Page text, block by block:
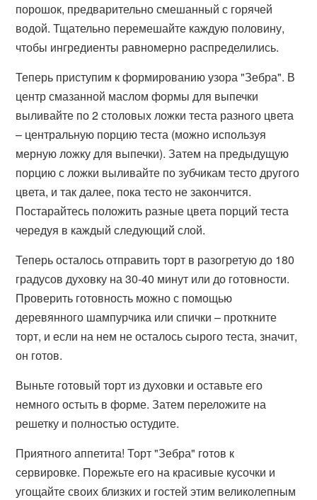
порошок, предварительно смешанный с горячей
водой. Тщательно перемешайте каждую половину,
чтобы ингредиенты равномерно распределились.
Теперь приступим к формированию узора "Зебра". В
центр смазанной маслом формы для выпечки
выливайте по 2 столовых ложки теста разного цвета
– центральную порцию теста (можно используя
мерную ложку для выпечки). Затем на предыдущую
порцию с ложки выливайте по зубчикам тесто другого
цвета, и так далее, пока тесто не закончится.
Постарайтесь положить разные цвета порций теста
чередуя в каждый следующий слой.
Теперь осталось отправить торт в разогретую до 180
градусов духовку на 30-40 минут или до готовности.
Проверить готовность можно с помощью
деревянного шампурчика или спички – проткните
торт, и если на нем не осталось сырого теста, значит,
он готов.
Выньте готовый торт из духовки и оставьте его
немного остыть в форме. Затем переложите на
решетку и полностью остудите.
Приятного аппетита! Торт "Зебра" готов к
сервировке. Порежьте его на красивые кусочки и
угощайте своих близких и гостей этим великолепным